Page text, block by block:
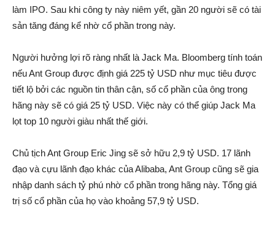
làm IPO. Sau khi công ty này niêm yết, gần 20 người sẽ có tài
sản tăng đáng kể nhờ cổ phần trong này.
Người hưởng lợi rõ ràng nhất là Jack Ma. Bloomberg tính toán
nếu Ant Group được định giá 225 tỷ USD như mục tiêu được
tiết l‌ộ bởi các nguồn tin thâ‌n cận, số cổ phần của ông trong
hãng này sẽ có giá 25 tỷ USD. Việc này có thể giúp Jack Ma
lọt top 10 người giàu nhất thế giới.
Chủ tịch Ant Group Eric Jing sẽ sở hữu 2,9 tỷ USD. 17 lãnh
đạo và cựu lãnh đạo khác của Alibaba, Ant Group cũng sẽ gia
nhập danh sách tỷ phú nhờ cổ phần trong hãng này. Tổng giá
trị số cổ phần của họ vào khoảng 57,9 tỷ USD.